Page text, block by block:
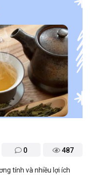
0 487
tính và nhiều lợi ích